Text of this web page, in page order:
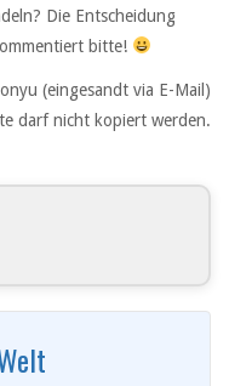
Die Entscheidung
bitte!
(eingesandt via E-Mail)
darf nicht kopiert werden.